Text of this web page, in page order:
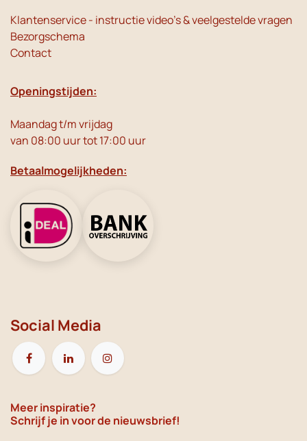
Klantenservice - instructie video's & veelgestelde vragen
Bezorgschema
Contact
Openingstijden:
Maandag t/m vrijdag
van 08:00 uur tot 17:00 uur
Betaalmogelijkheden:
Social Media
Meer inspiratie?
Schrijf je in voor de nieuwsbrief!